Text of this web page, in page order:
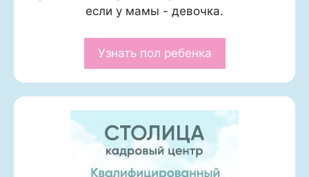
если у мамы - девочка.
Узнать пол ребенка